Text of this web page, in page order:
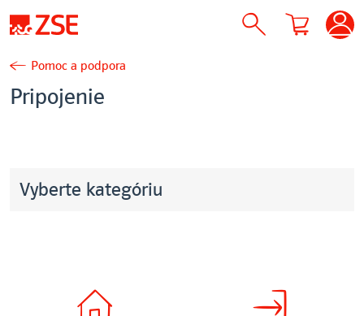
Pomoc a podpora
Pripojenie
Vyberte kategóriu